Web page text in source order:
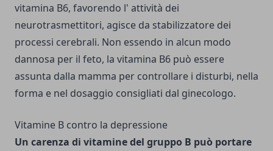
vitamina B6, favorendo l' attività dei
neurotrasmettitori, agisce da stabilizzatore dei
processi cerebrali. Non essendo in alcun modo
dannosa per il feto, la vitamina B6 può essere
assunta dalla mamma per controllare i disturbi, nella
forma e nel dosaggio consigliati dal ginecologo.
Vitamine B contro la depressione
Un carenza di vitamine del gruppo B può portare